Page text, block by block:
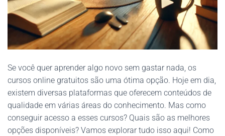
Se você quer aprender algo novo sem gastar nada, os
cursos online gratuitos são uma ótima opção. Hoje em dia,
existem diversas plataformas que oferecem conteúdos de
qualidade em várias áreas do conhecimento. Mas como
conseguir acesso a esses cursos? Quais são as melhores
opções disponíveis? Vamos explorar tudo isso aqui! Como